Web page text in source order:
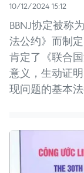
10/12/2024 15:12
BBNJ协定被称
法公约》而制
肯定了《联合
意义，生动证
现问题的基本法